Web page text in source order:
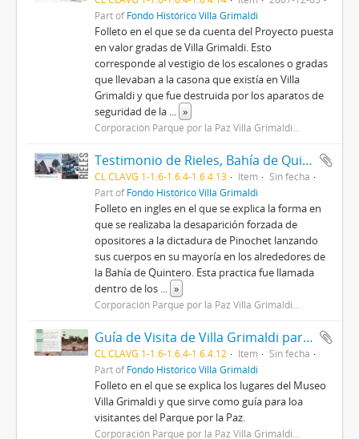
Part ofFondo Histórico Villa Grimaldi
Folleto en el que se da cuenta del Proyecto puesta
en valor gradas de Villa Grimaldi. Esto
corresponde al vestigio de los escalones o gradas
que llevaban a la casona que existía en Villa
Grimaldi y que fue destruida por los aparatos de
seguridad de la ... »
Corporación Parque por la Paz Villa Grimaldi...
Testimonio de Rieles, Bahía de Quintero
CL CLAVG 1-1.6-1.6.4-1.6.4.13 Item
Sin fecha
Part ofFondo Histórico Villa Grimaldi
Folleto en ingles en el que se explica la forma en
que se realizaba la desaparición forzada de
opositores a la dictadura de Pinochet lanzando
sus cuerpos en su mayoría en los alrededores de
la Bahía de Quintero. Esta practica fue llamada
dentro de los ... »
Corporación Parque por la Paz Villa Grimaldi...
Guía de Visita de Villa Grimaldi para la Educación de Derechos Humanos
CL CLAVG 1-1.6-1.6.4-1.6.4.12 Item
Sin fecha
Part ofFondo Histórico Villa Grimaldi
Folleto en el que se explica los lugares del Museo
Villa Grimaldi y que sirve como guía para loa
visitantes del Parque por la Paz.
Corporación Parque por la Paz Villa Grimaldi...